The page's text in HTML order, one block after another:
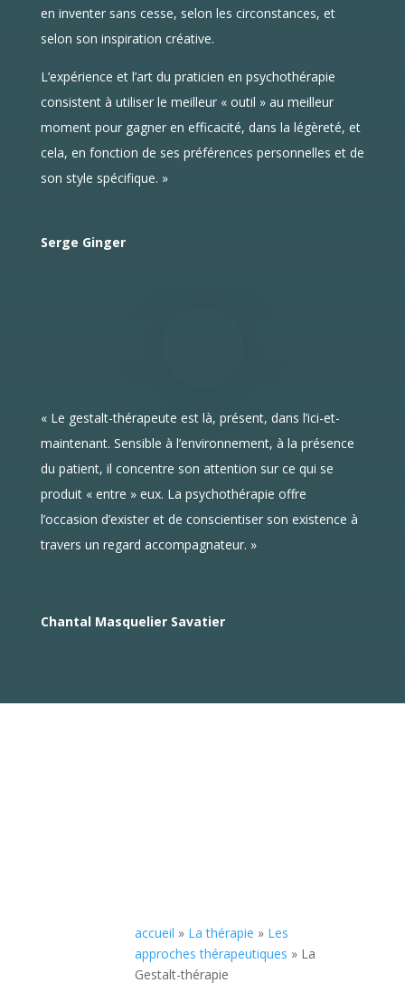
en inventer sans cesse, selon les circonstances, et
selon son inspiration créative.
L’expérience et l’art du praticien en psychothérapie
consistent à utiliser le meilleur « outil » au meilleur
moment pour gagner en efficacité, dans la légèreté, et
cela, en fonction de ses préférences personnelles et de
son style spécifique. »
Serge Ginger
« Le gestalt-thérapeute est là, présent, dans l’ici-et-
maintenant. Sensible à l’environnement, à la présence
du patient, il concentre son attention sur ce qui se
produit « entre » eux. La psychothérapie offre
l’occasion d’exister et de conscientiser son existence à
travers un regard accompagnateur. »
Chantal Masquelier Savatier
accueil » La thérapie » Les
approches thérapeutiques » La
Gestalt-thérapie